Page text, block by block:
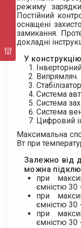
режиму зарядки
Постійний
оснащені
замикання.
докладні
У
Випрямляч.
Система
Система
Система
Цифровий
Максимальна
Вт при
Залежно від
можна
при
ємністю 30
при
ємністю 30
при
ємністю 30